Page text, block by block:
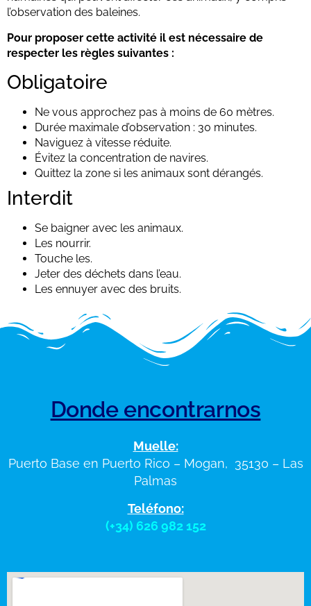
l’observation des baleines.
Pour proposer cette activité il est nécessaire de
respecter les règles suivantes :
Obligatoire
Ne vous approchez pas à moins de 60 mètres.
Durée maximale d’observation : 30 minutes.
Naviguez à vitesse réduite.
Évitez la concentration de navires.
Quittez la zone si les animaux sont dérangés.
Interdit
Se baigner avec les animaux.
Les nourrir.
Touche les.
Jeter des déchets dans l’eau.
Les ennuyer avec des bruits.
Donde encontrarnos
Muelle:
Puerto Base en Puerto Rico – Mogan, 35130 – Las
Palmas
Teléfono:
(+34) 626 982 152